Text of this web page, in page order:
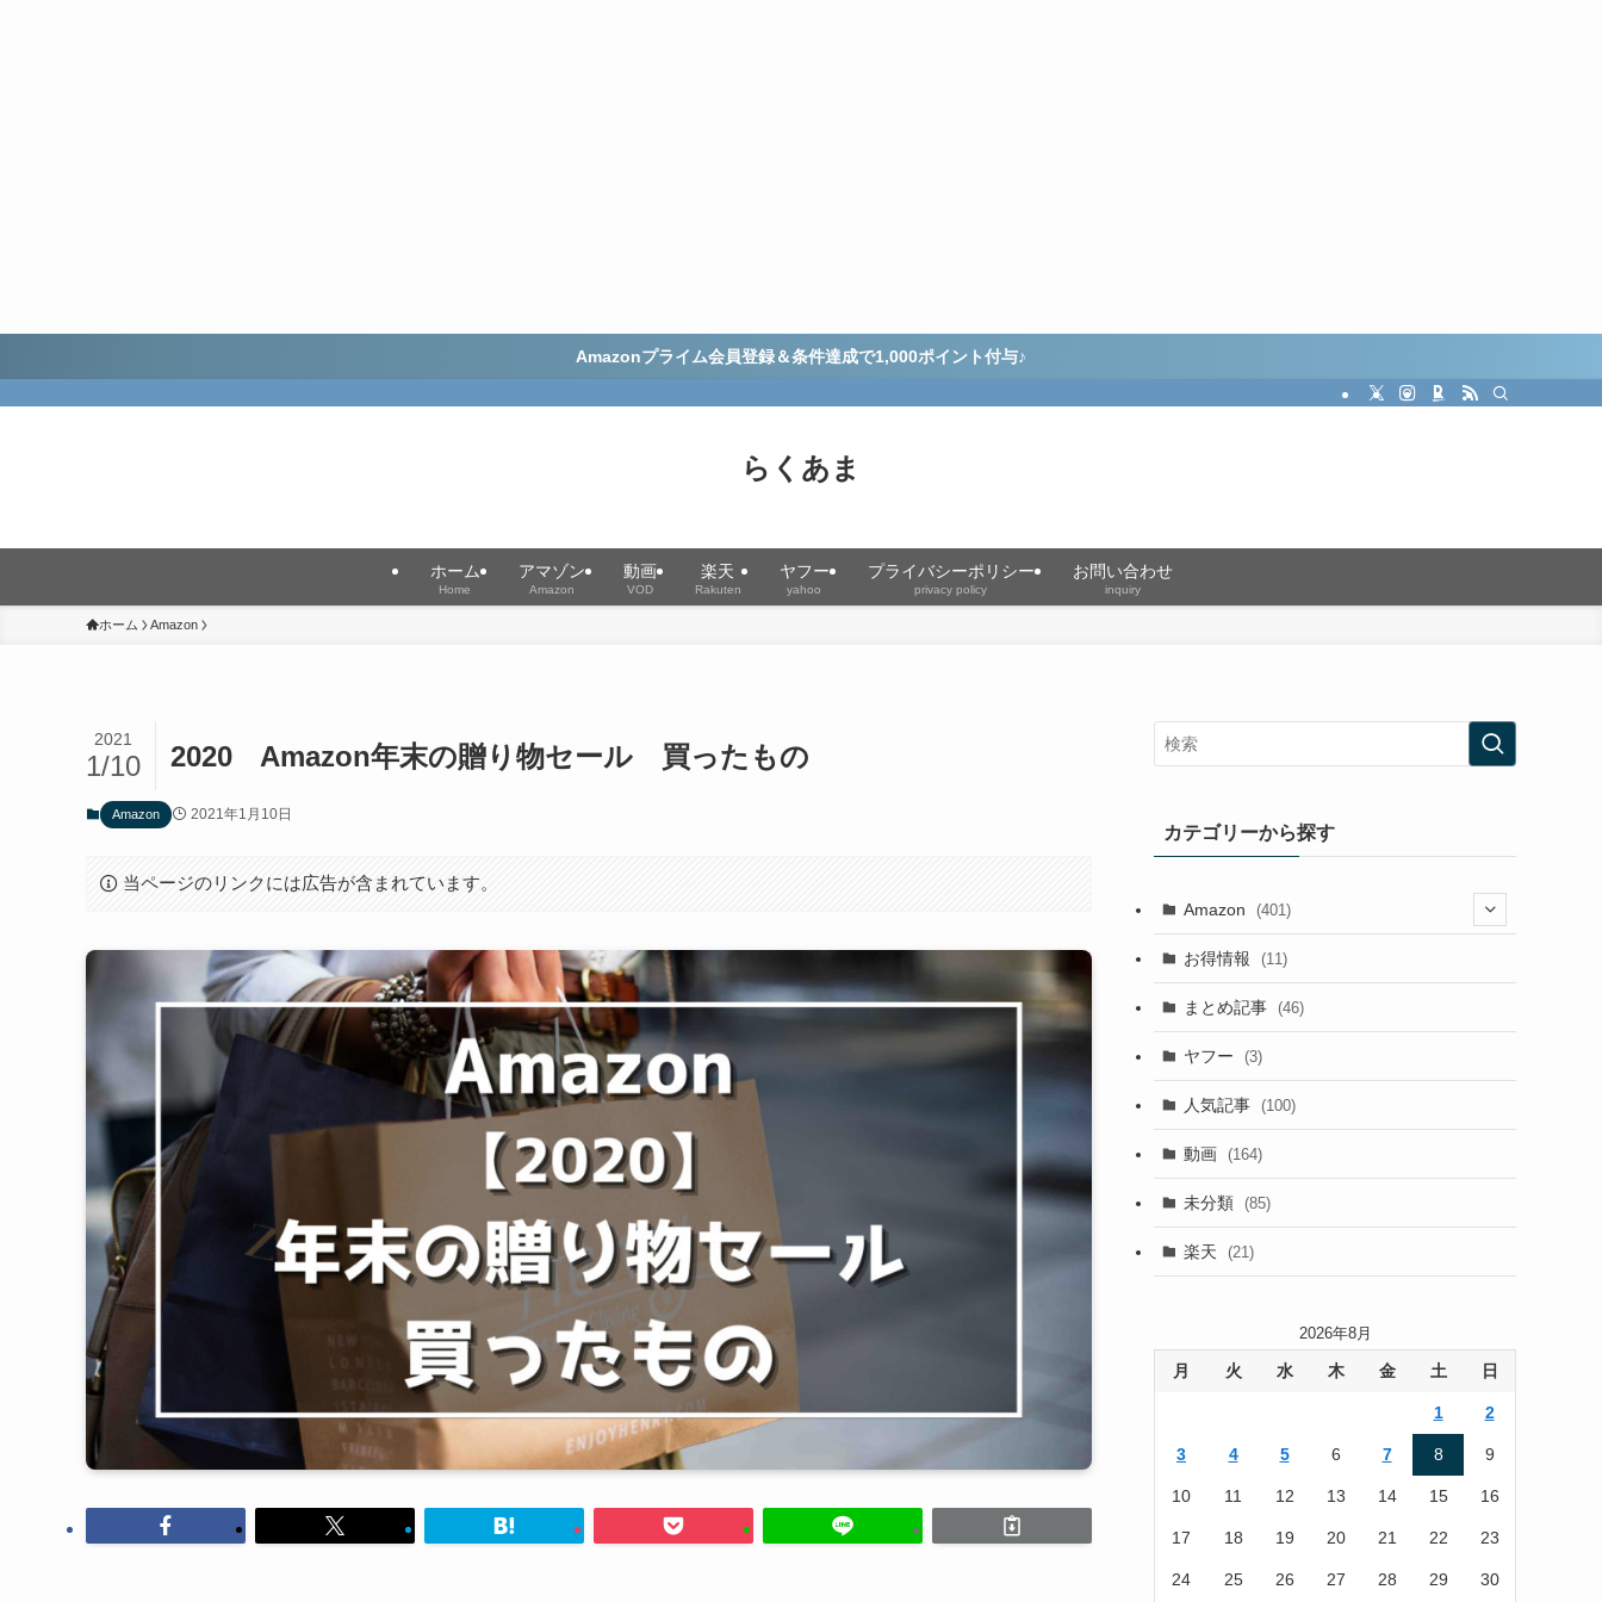
Amazonプライム会員登録＆条件達成で1,000ポイント付与♪
らくあま
ホーム
Home
アマゾン
Amazon
動画
VOD
楽天
Rakuten
ヤフー
yahoo
プライバシーポリシー
privacy policy
お問い合わせ
inquiry
ホーム Amazon
2020 Amazon年末の贈り物セール 買ったもの
2021
1/10
Amazon 2021年1月10日
当ページのリンクには広告が含まれています。
カテゴリーから探す
Amazon (401)
(105)
(186)
お得情報 (11)
まとめ記事 (46)
ヤフー (3)
人気記事 (100)
動画 (164)
未分類 (85)
楽天 (21)
2026年8月
月 火 水 木 金 土 日
1 2
3 4 5 6 7 8 9
10 11 12 13 14 15 16
17 18 19 20 21 22 23
24 25 26 27 28 29 30